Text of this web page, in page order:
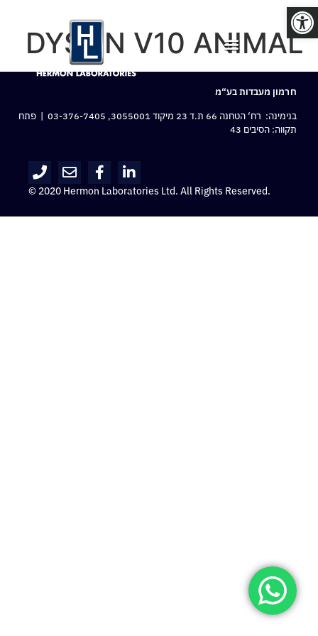
פתח סרגל נגישות
DYSON V10 ANIMAL
חרמון מעבדות בע“מ
בנימינה: רח‘ הטחנה 66 ת.ד 23 מיקוד 3055001,
03-376-7405 | פתח
תקווה: הסיבים 43
© 2020 Hermon Laboratories Ltd. All Rights Reserved.